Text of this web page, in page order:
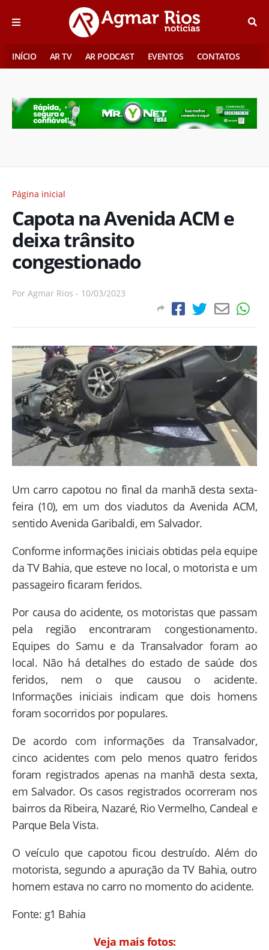
INÍCIO AR TV AR PODCAST EVENTOS CONTATOS
Página inicial
Capota na Avenida ACM e
deixa trânsito
congestionado
Por Agmar Rios - 10/03/2023
Um carro capotou no final da manhã desta sexta-
feira (10), em um dos viadutos da Avenida ACM,
sentido Avenida Garibaldi, em Salvador.
Conforme informações iniciais obtidas pela equipe
da TV Bahia, que esteve no local, o motorista e um
passageiro ficaram feridos.
Por causa do acidente, os motoristas que passam
pela região encontraram congestionamento.
Equipes do Samu e da Transalvador foram ao
local. Não há detalhes do estado de saúde dos
feridos, nem o que causou o acidente.
Informações iniciais indicam que dois homens
foram socorridos por populares.
De acordo com informações da Transalvador,
cinco acidentes com pelo menos quatro feridos
foram registrados apenas na manhã desta sexta,
em Salvador. Os casos registrados ocorreram nos
bairros da Ribeira, Nazaré, Rio Vermelho, Candeal e
Parque Bela Vista.
O veículo que capotou ficou destruído. Além do
motorista, segundo a apuração da TV Bahia, outro
homem estava no carro no momento do acidente.
Fonte: g1 Bahia
Veja mais fotos: